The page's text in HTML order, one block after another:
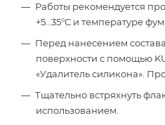
Работы рекомендуется
+5…35°C и температуре
Перед нанесением
поверхности с помощью
«Удалитель силикона».
Тщательно встряхнуть
использованием.